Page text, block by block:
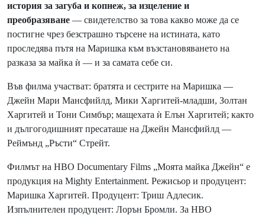
история за загуба и копнеж, за изцеление и
преобразяване — свидетелство за това какво може да се
постигне чрез безстрашно търсене на истината, като
проследява пътя на Маришка към възстановяването на
разказа за майка ѝ — и за самата себе си.
Във филма участват: братята и сестрите на Маришка —
Джейн Мари Мансфийлд, Мики Харгитей-младши, Золтан
Харгитей и Тони Симбър; мащехата ѝ Елън Харгитей; както
и дългогодишният пресаташе на Джейн Мансфийлд —
Реймънд „Ръсти“ Стрейт.
Филмът на HBO Documentary Films „Моята майка Джейн“ е
продукция на Mighty Entertainment. Режисьор и продуцент:
Маришка Харгитей. Продуцент: Триш Адлесик.
Изпълнителен продуцент: Лорън Бромли. За HBO